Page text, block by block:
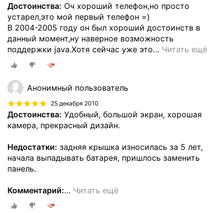
Достоинства: Оч хороший телефон,но просто
устарел,это мой первый телефон =)
В 2004-2005 году он был хороший достоинств в
данный момент,ну наверное возможность
поддержки java.Хотя сейчас уже это… Читать ещё
Анонимный пользователь
25 декабря 2010
Достоинства: Удобный, большой экран, хорошая
камера, прекрасный дизайн.
Недостатки: задняя крышка износилась за 5 лет,
начала выпадывать батарея, пришлось заменить
панель.
Комментарий:… Читать ещё